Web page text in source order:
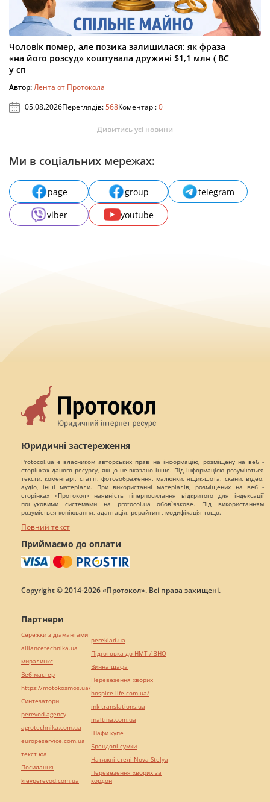
Чоловік помер, але позика залишилася: як фраза
«на його розсуд» коштувала дружині $1,1 млн ( ВС
у сп
Автор:Лента от Протокола
05.08.2026Переглядів:568Коментарі:0
Дивитись усі новини
Ми в соціальних мережах:
page group
telegram
viber
youtube
Юридичні застереження
Protocol.ua є власником авторських прав на інформацію, розміщену на веб -
сторінках даного ресурсу, якщо не вказано інше. Під інформацією розуміються
тексти, коментарі, статті, фотозображення, малюнки, ящик-шота, скани, відео,
аудіо, інші матеріали. При використанні матеріалів, розміщених на веб -
сторінках «Протокол» наявність гіперпосилання відкритого для індексації
пошуковими системами на protocol.ua обов`язкове. Під використанням
розуміється копіювання, адаптація, рерайтинг, модифікація тощо.
Повний текст
Приймаємо до оплати
Copyright © 2014-2026 «Протокол». Всі права захищені.
Партнери
Сережки з діамантами
alliancetechnika.ua
миралинкс
Веб мастер
https://motokosmos.ua/
Синтезатори
perevod.agency
agrotechnika.com.ua
europeservice.com.ua
текст юа
Посилання
kievperevod.com.ua
pereklad.ua
Підготовка до НМТ / ЗНО
Винна шафа
Перевезення хворих
hospice-life.com.ua/
mk-translations.ua
maltina.com.ua
Шафи купе
Брендові сумки
Натяжні стелі Nova Stelya
Перевезення хворих за
кордон